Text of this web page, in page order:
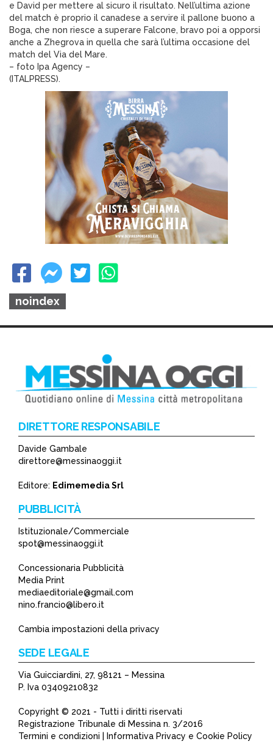
e David per mettere al sicuro il risultato. Nell’ultima azione
del match è proprio il canadese a servire il pallone buono a
Boga, che non riesce a superare Falcone, bravo poi a opporsi
anche a Zhegrova in quella che sarà l’ultima occasione del
match del Via del Mare.
– foto Ipa Agency –
(ITALPRESS).
noindex
DIRETTORE RESPONSABILE
Davide Gambale
direttore@messinaoggi.it
Editore: Edimemedia Srl
PUBBLICITÀ
Istituzionale/Commerciale
spot@messinaoggi.it
Concessionaria Pubblicità
Media Print
mediaeditoriale@gmail.com
nino.francio@libero.it
Cambia impostazioni della privacy
SEDE LEGALE
Via Guicciardini, 27, 98121 – Messina
P. Iva 03409210832
Copyright © 2021 - Tutti i diritti riservati
Registrazione Tribunale di Messina n. 3/2016
Termini e condizioni | Informativa Privacy e Cookie Policy